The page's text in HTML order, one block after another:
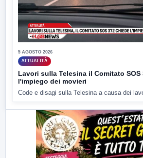
5 AGOSTO 2026
ATTUALITÀ
Lavori sulla Telesina il Comitato SOS
l'impiego dei movieri
Code e disagi sulla Telesina a causa dei